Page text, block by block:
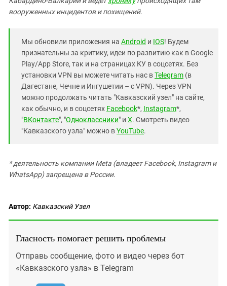
вооруженных инцидентов и похищений.
Мы обновили приложения на Android и IOS! Будем
признательны за критику, идеи по развитию как в Google
Play/App Store, так и на страницах КУ в соцсетях. Без
установки VPN вы можете читать нас вTelegram (в
Дагестане, Чечне и Ингушетии – с VPN). Через VPN
можно продолжать читать "Кавказский узел" на сайте,
как обычно, и в соцсетях Facebook*, Instagram*,
"ВКонтакте", "Одноклассники" и X. Смотреть видео
"Кавказского узла" можно вYouTube.
* деятельность компании Meta (владеет Facebook, Instagram и
WhatsApp) запрещена в России.
Автор: Кавказский Узел
Гласность помогает решить проблемы
Отправь сообщение, фото и видео через бот
«Кавказского узла» в Telegram